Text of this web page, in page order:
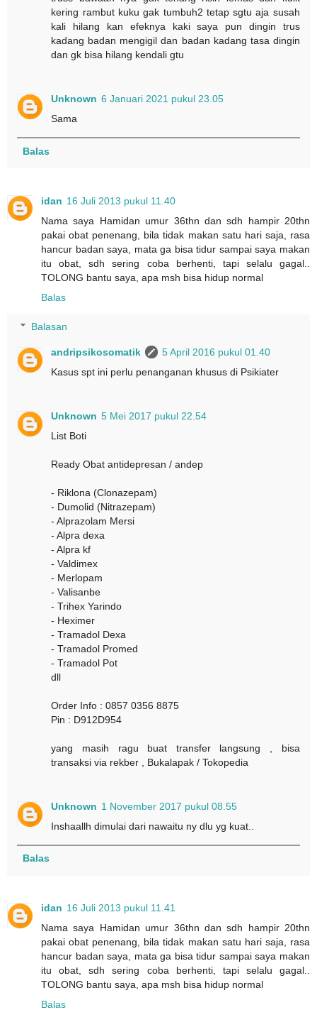
kering rambut kuku gak tumbuh2 tetap sgtu aja susah
kali hilang kan efeknya kaki saya pun dingin trus
kadang badan mengigil dan badan kadang tasa dingin
dan gk bisa hilang kendali gtu
Unknown 6 Januari 2021 pukul 23.05
Sama
Balas
idan 16 Juli 2013 pukul 11.40
Nama saya Hamidan umur 36thn dan sdh hampir 20thn
pakai obat penenang, bila tidak makan satu hari saja, rasa
hancur badan saya, mata ga bisa tidur sampai saya makan
itu obat, sdh sering coba berhenti, tapi selalu gagal..
TOLONG bantu saya, apa msh bisa hidup normal
Balas
Balasan
andripsikosomatik
5 April 2016 pukul 01.40
Kasus spt ini perlu penanganan khusus di Psikiater
Unknown 5 Mei 2017 pukul 22.54
List Boti
Ready Obat antidepresan / andep
- Riklona (Clonazepam)
- Dumolid (Nitrazepam)
- Alprazolam Mersi
- Alpra dexa
- Alpra kf
- Valdimex
- Merlopam
- Valisanbe
- Trihex Yarindo
- Heximer
- Tramadol Dexa
- Tramadol Promed
- Tramadol Pot
dll
Order Info : 0857 0356 8875
Pin : D912D954
yang masih ragu buat transfer langsung , bisa
transaksi via rekber , Bukalapak / Tokopedia
Unknown 1 November 2017 pukul 08.55
Inshaallh dimulai dari nawaitu ny dlu yg kuat..
Balas
idan 16 Juli 2013 pukul 11.41
Nama saya Hamidan umur 36thn dan sdh hampir 20thn
pakai obat penenang, bila tidak makan satu hari saja, rasa
hancur badan saya, mata ga bisa tidur sampai saya makan
itu obat, sdh sering coba berhenti, tapi selalu gagal..
TOLONG bantu saya, apa msh bisa hidup normal
Balas